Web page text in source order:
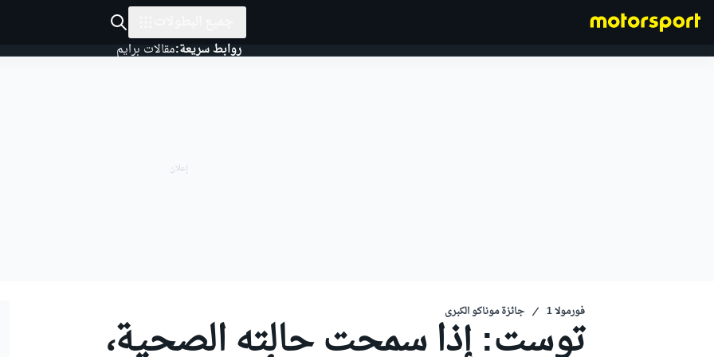
روابط سريعة:مقالات برايم
فورمولا 1 جائزة موناكو الكبرى
توست: إذا سمحت حالته الصحية،